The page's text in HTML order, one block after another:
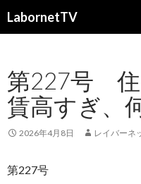
LabornetTV
索
ン
ツ
へ
移
動
第227号
賃高すぎ、
2026年4月8日 レイバーネ
第227号